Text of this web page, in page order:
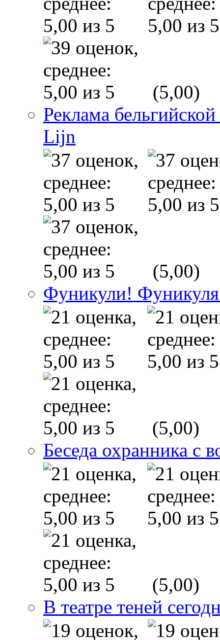
(5,00)
Реклама
Lijn
(5,00)
Фуникули!
(5,00)
Беседа охранника с
(5,00)
В театре теней